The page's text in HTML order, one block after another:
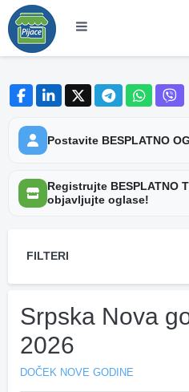
Postavite BESPLATNO
Registrujte BESPLATNO
objavljujte oglase!
FILTERI
Srpska Nova
2026
DOČEK NOVE GODINE